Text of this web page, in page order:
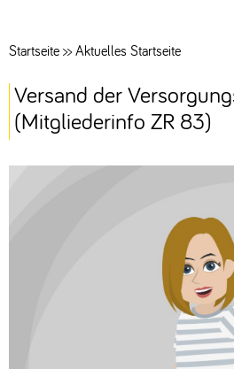
Startseite >>Aktuelles Startseite
Versand der
(Mitgliederinfo ZR 83)